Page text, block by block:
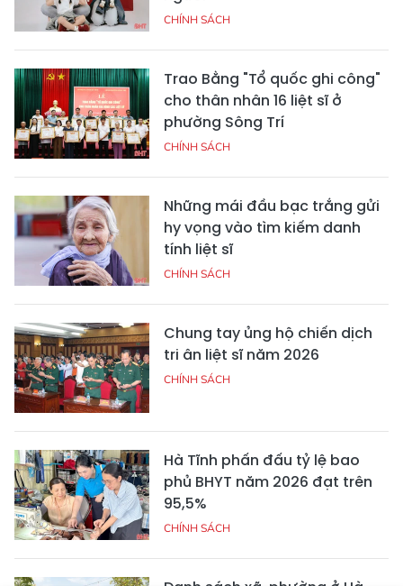
CHÍNH SÁCH
Trao Bằng "Tổ quốc ghi công"
cho thân nhân 16 liệt sĩ ở
phường Sông Trí
CHÍNH SÁCH
Những mái đầu bạc trắng gửi
hy vọng vào tìm kiếm danh
tính liệt sĩ
CHÍNH SÁCH
Chung tay ủng hộ chiến dịch
tri ân liệt sĩ năm 2026
CHÍNH SÁCH
Hà Tĩnh phấn đấu tỷ lệ bao
phủ BHYT năm 2026 đạt trên
95,5%
CHÍNH SÁCH